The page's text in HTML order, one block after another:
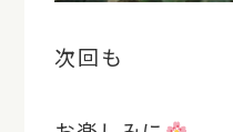
次回も